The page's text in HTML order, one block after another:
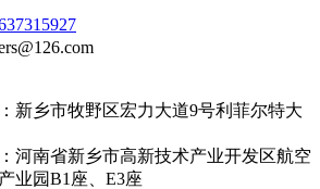
新乡市牧野区宏力大道9号利菲尔特大
河南省新乡市高新技术产业开发区航空
业园B1座、E3座